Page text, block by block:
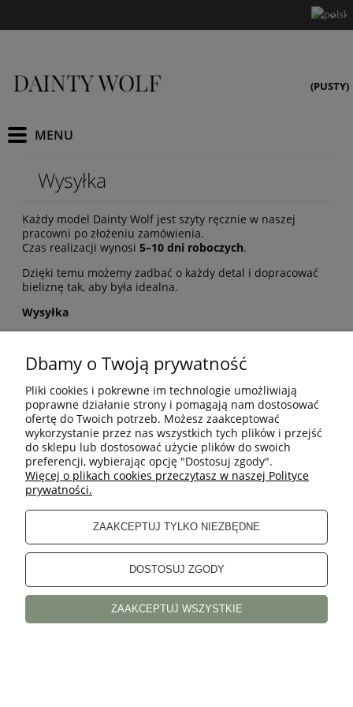
(PUSTY)
Wysyłka
Każdy model Dainty Wolf jest szyty ręcznie w naszej
pracowni po złożeniu zamówienia.
Czas realizacji wynosi 5–10 dni roboczych.
Dzięki temu możemy zadbać o każdy detal i dopracować
bieliznę tak, aby była idealna.
Wysyłka
•Kurier DHL– 1 dzień roboczy – 17 zł
Paczkomaty InPost– 1–2 dni robocze – 14 zł
INFORMACJE
Sklep internetowy Shoper.pl
Dbamy o Twoją prywatność
Pliki cookies i pokrewne im technologie umożliwiają
poprawne działanie strony i pomagają nam dostosować
ofertę do Twoich potrzeb. Możesz zaakceptować
wykorzystanie przez nas wszystkich tych plików i przejść
do sklepu lub dostosować użycie plików do swoich
preferencji, wybierając opcję "Dostosuj zgody".
Więcej o plikach cookies przeczytasz w naszej Polityce
prywatności.
ZAAKCEPTUJ TYLKO NIEZBĘDNE
DOSTOSUJ ZGODY
ZAAKCEPTUJ WSZYSTKIE